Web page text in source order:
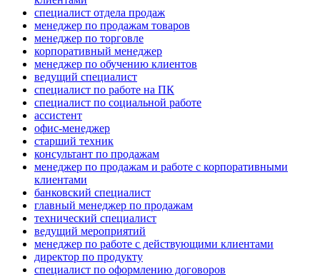
специалист отдела продаж
менеджер по продажам товаров
менеджер по торговле
корпоративный менеджер
менеджер по обучению клиентов
ведущий специалист
специалист по работе на ПК
специалист по социальной работе
ассистент
офис-менеджер
старший техник
консультант по продажам
менеджер по продажам и работе с корпоративными
клиентами
банковский специалист
главный менеджер по продажам
технический специалист
ведущий мероприятий
менеджер по работе с действующими клиентами
директор по продукту
специалист по оформлению договоров